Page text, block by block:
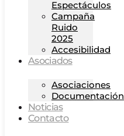
Espectáculos
Campaña
Ruido
2025
Accesibilidad
Asociados
Asociaciones
Documentación
Noticias
Contacto